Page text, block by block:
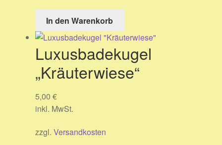
In den Warenkorb
Luxusbadekugel
„Kräuterwiese“
5,00 €
inkl. MwSt.
zzgl. Versandkosten